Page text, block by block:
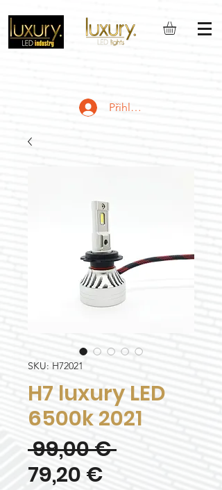
Přihlásit se
SKU: H72021
H7 luxury LED
6500k 2021
99,00 € Běžná
79,20 €